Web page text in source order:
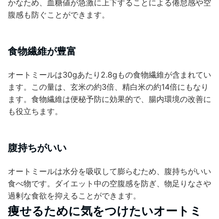
かなため、血糖値が急激に上下することによる倦怠感や空
腹感も防ぐことができます。
食物繊維が豊富
オートミールは30gあたり2.8gもの食物繊維が含まれてい
ます。この量は、玄米の約3倍、精白米の約14倍にもなり
ます。食物繊維は便秘予防に効果的で、腸内環境の改善に
も役立ちます。
腹持ちがいい
オートミールは水分を吸収して膨らむため、腹持ちがいい
食べ物です。ダイエット中の空腹感を防ぎ、物足りなさや
過剰な食欲を抑えることができます。
痩せるために気をつけたいオートミ